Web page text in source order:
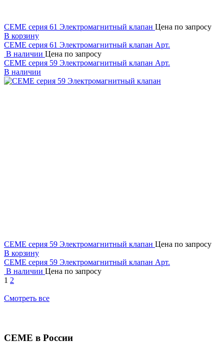
CEME серия 61 Электромагнитный клапан Цена по запросу
В корзину
CEME серия 61 Электромагнитный клапан Арт.
В наличии Цена по запросу
CEME серия 59 Электромагнитный клапан Арт.
В наличии
CEME серия 59 Электромагнитный клапан Цена по запросу
В корзину
CEME серия 59 Электромагнитный клапан Арт.
В наличии Цена по запросу
1 2
Смотреть все
CEME в России